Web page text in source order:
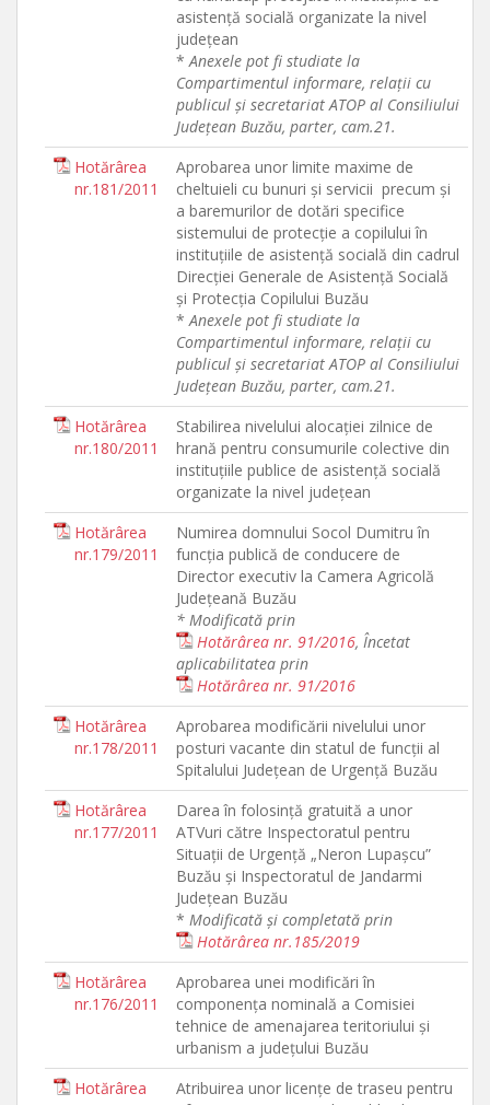
asistenţă socială organizate la nivel
judeţean
*Anexele pot fi studiate la
Compartimentul informare, relaţii cu
publicul şi secretariat ATOP al Consiliului
Judeţean Buzău, parter, cam.21.
Hotărârea
nr.181/2011
Aprobarea unor limite maxime de
cheltuieli cu bunuri şi servicii precum şi
a baremurilor de dotări specifice
sistemului de protecţie a copilului în
instituţiile de asistenţă socială din cadrul
Direcţiei Generale de Asistenţă Socială
şi Protecţia Copilului Buzău
*Anexele pot fi studiate la
Compartimentul informare, relaţii cu
publicul şi secretariat ATOP al Consiliului
Judeţean Buzău, parter, cam.21.
Hotărârea
nr.180/2011
Stabilirea nivelului alocaţiei zilnice de
hrană pentru consumurile colective din
instituţiile publice de asistenţă socială
organizate la nivel judeţean
Hotărârea
nr.179/2011
Numirea domnului Socol Dumitru în
funcţia publică de conducere de
Director executiv la Camera Agricolă
Judeţeană Buzău
* Modificată prin
Hotărârea nr. 91/2016, Încetat
aplicabilitatea prin
Hotărârea nr. 91/2016
Hotărârea
nr.178/2011
Aprobarea modificării nivelului unor
posturi vacante din statul de funcţii al
Spitalului Judeţean de Urgenţă Buzău
Hotărârea
nr.177/2011
Darea în folosinţă gratuită a unor
ATVuri către Inspectoratul pentru
Situaţii de Urgenţă „Neron Lupaşcu”
Buzău şi Inspectoratul de Jandarmi
Judeţean Buzău
* Modificată și completată prin
Hotărârea nr.185/2019
Hotărârea
nr.176/2011
Aprobarea unei modificări în
componenţa nominală a Comisiei
tehnice de amenajarea teritoriului şi
urbanism a judeţului Buzău
Hotărârea
Atribuirea unor licenţe de traseu pentru